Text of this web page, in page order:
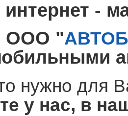
-
ООО "
нужно для
у нас, в